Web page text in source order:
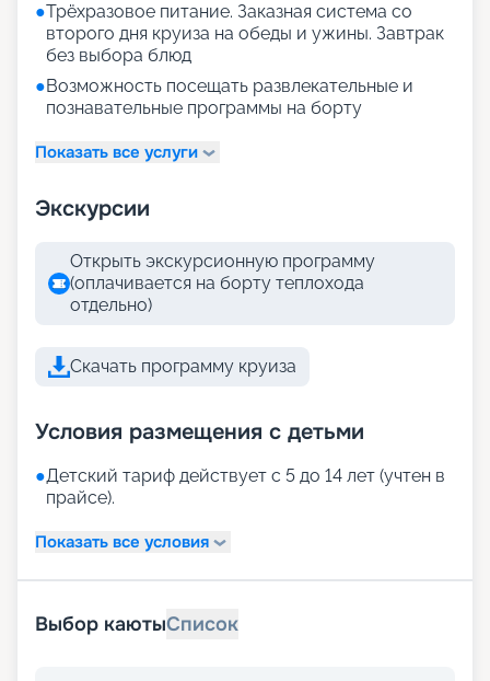
●Трёхразовое питание. Заказная система со
второго дня круиза на обеды и ужины. Завтрак
без выбора блюд
●Возможность посещать развлекательные и
познавательные программы на борту
Показать все услуги
Экскурсии
Открыть экскурсионную программу
(оплачивается на борту теплохода
отдельно)
Скачать программу круиза
Условия размещения с детьми
●Детский тариф действует с 5 до 14 лет (учтен в
прайсе).
Показать все условия
Выбор каютыСписок